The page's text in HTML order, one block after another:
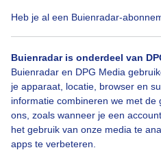
Heb je al een Buienradar-
Buienradar is onderdeel van
Buienradar en DPG Media
je apparaat, locatie, browser en
informatie combineren we met
ons, zoals wanneer je een
het gebruik van onze media te
apps te verbeteren.
Door: Chris Meewis Gemaakt: 30-
Lente